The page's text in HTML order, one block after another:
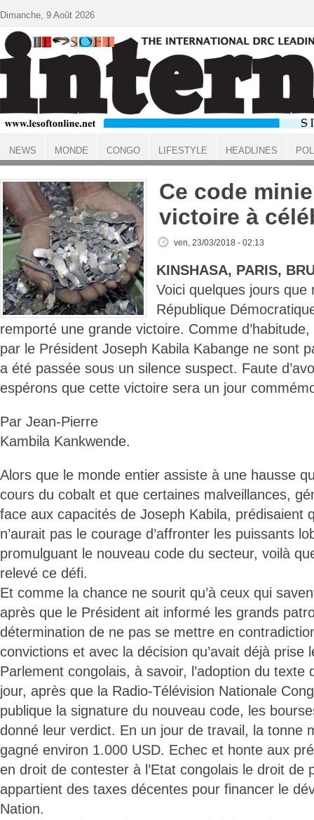
ACCUEIL
Ce code
victoire à
ven, 23/03/2018 - 02:13
KINSHASA, PARIS,
Voici quelques jours que
République
remporté une grande victoire. Comme
par le Président Joseph Kabila Kabange ne sont
a été passée sous un silence suspect. Faute
espérons que cette victoire sera un jour
Par Jean-Pierre
Kambila Kankwende.
Alors que le monde entier assiste à une hausse
cours du cobalt et que certaines malveillances,
face aux capacités de Joseph Kabila, prédisaient
n’aurait pas le courage d’affronter les puissants
promulguant le nouveau code du secteur, voilà
relevé ce défi.
Et comme la chance ne sourit qu’à ceux qui
après que le Président ait informé les grands
détermination de ne pas se mettre en
convictions et avec la décision qu’avait déjà prise
Parlement congolais, à savoir, l’adoption du texte
jour, après que la Radio-Télévision Nationale
publique la signature du nouveau code, les
donné leur verdict. En un jour de travail, la tonne
gagné environ 1.000 USD. Echec et honte aux
en droit de contester à l’Etat congolais le droit de
appartient des taxes décentes pour financer le
Nation.
Dimanche, 9 Août 2026
NEWS MONDE CONGO LIFESTYLE HEADLINES